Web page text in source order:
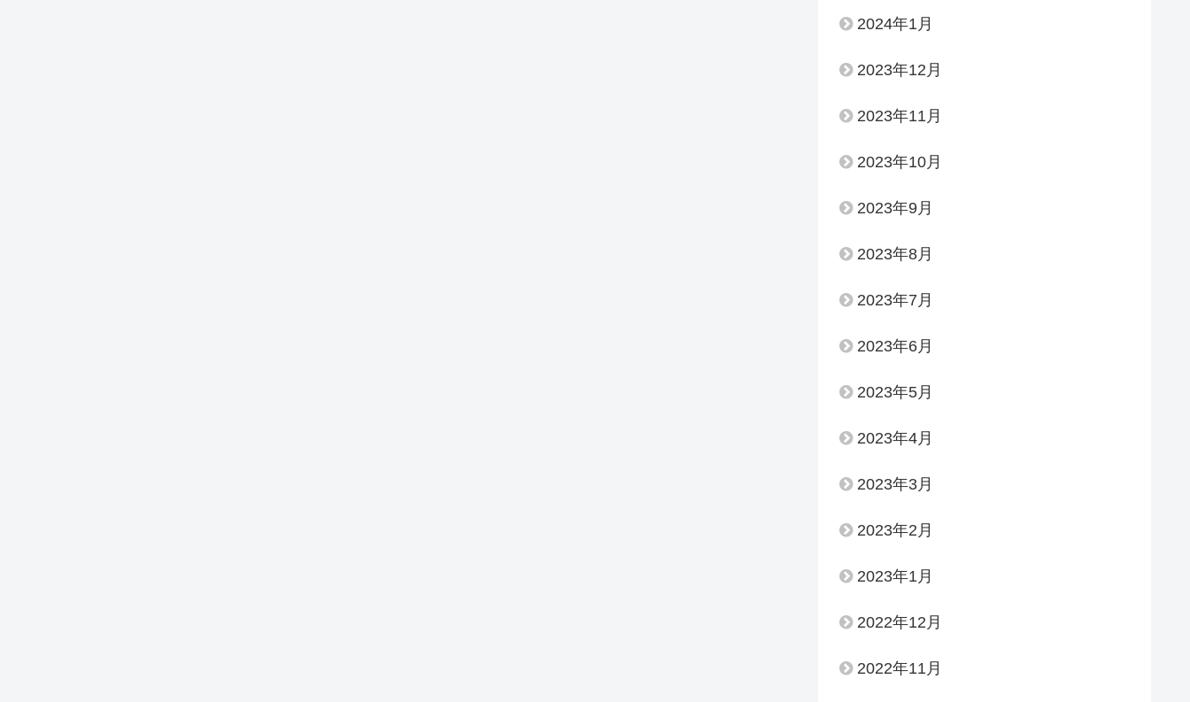
2024年1月
2023年12月
2023年11月
2023年10月
2023年9月
2023年8月
2023年7月
2023年6月
2023年5月
2023年4月
2023年3月
2023年2月
2023年1月
2022年12月
2022年11月